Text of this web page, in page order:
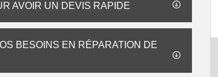
AVOIR UN DEVIS RAPIDE
BESOINS EN RÉPARATION DE